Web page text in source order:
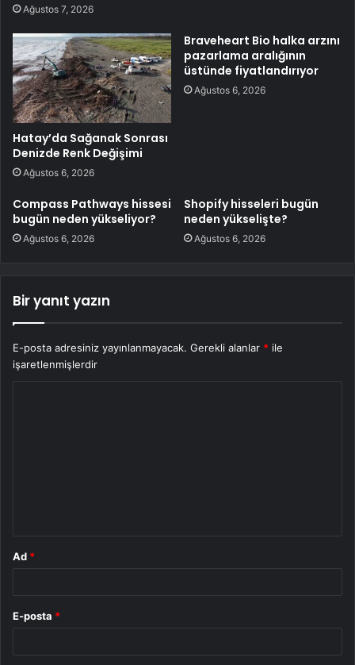
Ağustos 7, 2026
Hatay’da Sağanak Sonrası
Denizde Renk Değişimi
Ağustos 6, 2026
Braveheart Bio halka arzını
pazarlama aralığının
üstünde fiyatlandırıyor
Ağustos 6, 2026
Compass Pathways hissesi
bugün neden yükseliyor?
Ağustos 6, 2026
Shopify hisseleri bugün
neden yükselişte?
Ağustos 6, 2026
Bir yanıt yazın
E-posta adresiniz yayınlanmayacak. Gerekli alanlar * ile
işaretlenmişlerdir
Ad *
E-posta *